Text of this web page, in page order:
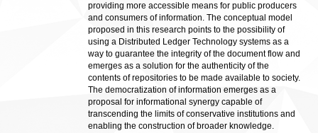
providing more accessible means for public producers
and consumers of information. The conceptual model
proposed in this research points to the possibility of
using a Distributed Ledger Technology systems as a
way to guarantee the integrity of the document flow and
emerges as a solution for the authenticity of the
contents of repositories to be made available to society.
The democratization of information emerges as a
proposal for informational synergy capable of
transcending the limits of conservative institutions and
enabling the construction of broader knowledge.